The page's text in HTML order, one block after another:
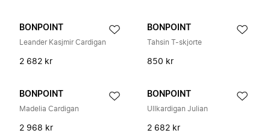
BONPOINT
Leander Kasjmir Cardigan
2 682 kr
BONPOINT
Tahsin T-skjorte
850 kr
BONPOINT
Madelia Cardigan
2 968 kr
BONPOINT
Ullkardigan Julian
2 682 kr